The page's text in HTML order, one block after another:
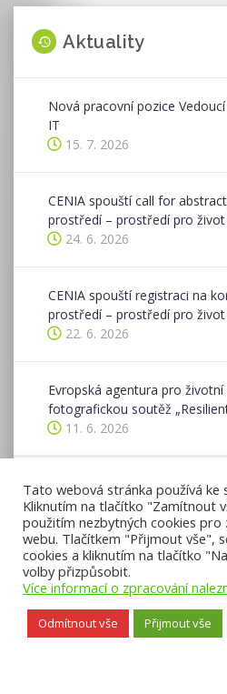
Aktuality
Nová pracovní pozice
IT
15. 7. 2026
CENIA spouští call for
prostředí – prostředí pro život
24. 6. 2026
CENIA spouští registraci na
prostředí – prostředí pro život
22. 6. 2026
Evropská agentura pro
fotografickou soutěž
11. 6. 2026
Ohlédnutí se za ukončeným
ISPOP v roce 2026
8. 6. 2026
Tato webová stránka používá ke
Kliknutím na tlačítko "Zamítnout
použitím nezbytných cookies
webu. Tlačítkem "Přijmout vše",
cookies a kliknutím na tlačítko
volby přizpůsobit.
Více informací o zpracování
Odmítnout vše Přijmout vše